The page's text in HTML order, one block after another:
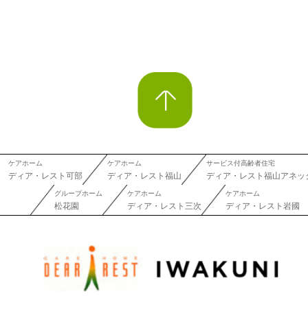
ケアホーム
ディア・レスト可部
ケアホーム
ディア・レスト福山
サービス付高齢者住宅
ディア・レスト福山アネッ
グループホーム
松花園
ケアホーム
ディア・レスト三次
ケアホーム
ディア・レスト岩國